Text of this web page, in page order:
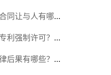
需要的钱不同
同让与人有哪些
许可合同与专利
？
利强制许可？专
件是什么？
后果有哪些？专